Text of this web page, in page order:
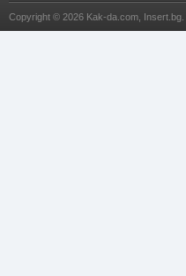
Copyright © 2026 Kak-da.com Insert.bg